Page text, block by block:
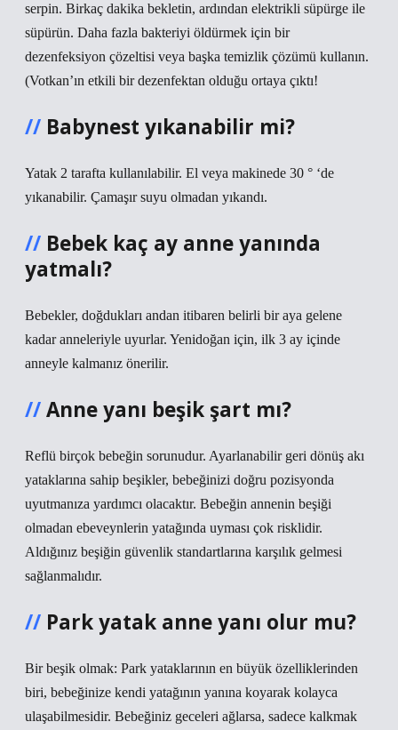
serpin. Birkaç dakika bekletin, ardından elektrikli süpürge ile
süpürün. Daha fazla bakteriyi öldürmek için bir
dezenfeksiyon çözeltisi veya başka temizlik çözümü kullanın.
(Votkan’ın etkili bir dezenfektan olduğu ortaya çıktı!
Babynest yıkanabilir mi?
Yatak 2 tarafta kullanılabilir. El veya makinede 30 ° ‘de
yıkanabilir. Çamaşır suyu olmadan yıkandı.
Bebek kaç ay anne yanında
yatmalı?
Bebekler, doğdukları andan itibaren belirli bir aya gelene
kadar anneleriyle uyurlar. Yenidoğan için, ilk 3 ay içinde
anneyle kalmanız önerilir.
Anne yanı beşik şart mı?
Reflü birçok bebeğin sorunudur. Ayarlanabilir geri dönüş akı
yataklarına sahip beşikler, bebeğinizi doğru pozisyonda
uyutmanıza yardımcı olacaktır. Bebeğin annenin beşiği
olmadan ebeveynlerin yatağında uyması çok risklidir.
Aldığınız beşiğin güvenlik standartlarına karşılık gelmesi
sağlanmalıdır.
Park yatak anne yanı olur mu?
Bir beşik olmak: Park yataklarının en büyük özelliklerinden
biri, bebeğinize kendi yatağının yanına koyarak kolayca
ulaşabilmesidir. Bebeğiniz geceleri ağlarsa, sadece kalkmak